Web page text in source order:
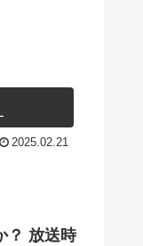
2025.02.21
？ 放送時